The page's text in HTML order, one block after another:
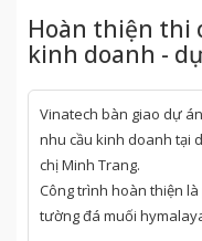
Hoàn thiện thi
kinh doanh -
Vinatech bàn giao dự
nhu cầu kinh doanh tại
chị Minh Trang.
Công trình hoàn thiện
tường đá muối